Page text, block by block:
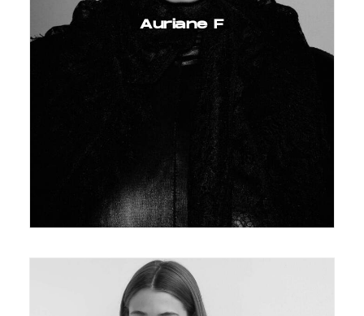
Auriane F